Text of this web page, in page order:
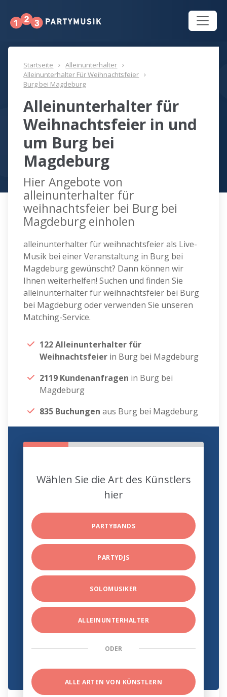
Startseite
Alleinunterhalter
Alleinunterhalter Für Weihnachtsfeier
Burg bei Magdeburg
Alleinunterhalter für
Weihnachtsfeier in und
um Burg bei
Magdeburg
Hier Angebote von
alleinunterhalter für
weihnachtsfeier bei Burg bei
Magdeburg einholen
alleinunterhalter für weihnachtsfeier als Live-
Musik bei einer Veranstaltung in Burg bei
Magdeburg gewünscht? Dann können wir
Ihnen weiterhelfen! Suchen und finden Sie
alleinunterhalter für weihnachtsfeier bei Burg
bei Magdeburg oder verwenden Sie unseren
Matching-Service.
122 Alleinunterhalter für
Weihnachtsfeier in Burg bei Magdeburg
2119 Kundenanfragen in Burg bei
Magdeburg
835 Buchungen aus Burg bei Magdeburg
Wählen Sie die Art des Künstlers
hier
PARTYBANDS
PARTYDJS
SOLOMUSIKER
ALLEINUNTERHALTER
ODER
ALLE ARTEN VON KÜNSTLERN